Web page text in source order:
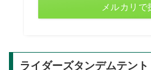
メルカリで
ライダーズタンデムテント